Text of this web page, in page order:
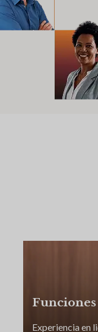
Funciones
Experiencia en